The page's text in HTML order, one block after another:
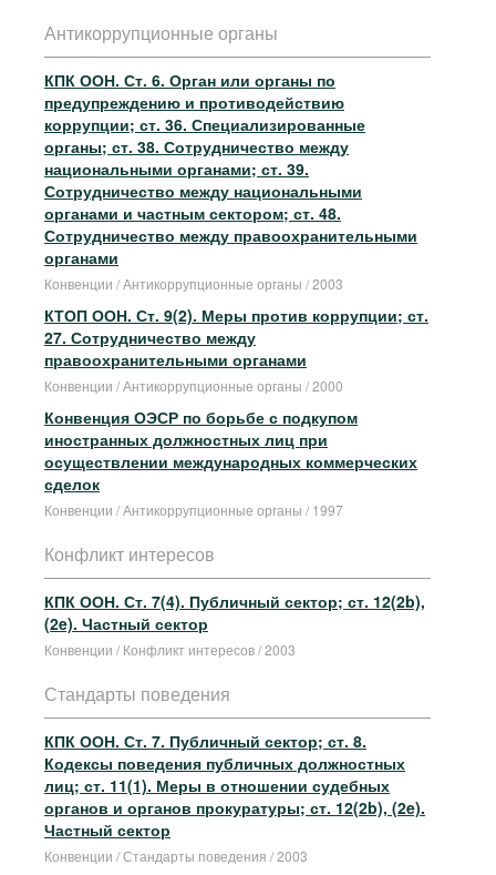
Антикоррупционные органы
КПК ООН. Ст. 6. Орган или органы по
предупреждению и противодействию
коррупции; ст. 36. Специализированные
органы; ст. 38. Сотрудничество между
национальными органами; ст. 39.
Сотрудничество между национальными
органами и частным сектором; ст. 48.
Сотрудничество между правоохранительными
органами
Конвенции / Антикоррупционные органы / 2003
КТОП ООН. Ст. 9(2). Меры против коррупции; ст.
27. Сотрудничество между
правоохранительными органами
Конвенции / Антикоррупционные органы / 2000
Конвенция ОЭСР по борьбе с подкупом
иностранных должностных лиц при
осуществлении международных коммерческих
сделок
Конвенции / Антикоррупционные органы / 1997
Конфликт интересов
КПК ООН. Ст. 7(4). Публичный сектор; ст. 12(2b),
(2e). Частный сектор
Конвенции / Конфликт интересов / 2003
Стандарты поведения
КПК ООН. Ст. 7. Публичный сектор; ст. 8.
Кодексы поведения публичных должностных
лиц; ст. 11(1). Меры в отношении судебных
органов и органов прокуратуры; ст. 12(2b), (2e).
Частный сектор
Конвенции / Стандарты поведения / 2003